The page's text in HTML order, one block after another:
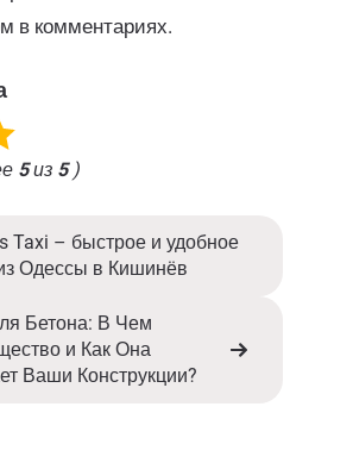
в комментариях.
5из 5)
Taxi – быстрое и удобное
Одессы в Кишинёв
Бетона: В Чем
и Как Она
Ваши Конструкции?